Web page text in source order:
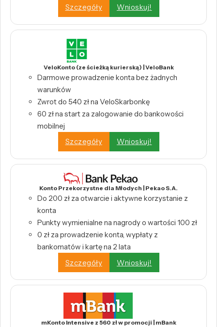
Szczegóły
Wnioskuj!
VeloKonto (ze ścieżką kurierską) | VeloBank
Darmowe prowadzenie konta bez żadnych
warunków
Zwrot do 540 zł na VeloSkarbonkę
60 zł na start za zalogowanie do bankowości
mobilnej
Szczegóły
Wnioskuj!
Konto Przekorzystne dla Młodych | Pekao S.A.
Do 200 zł za otwarcie i aktywne korzystanie z
konta
Punkty wymienialne na nagrody o wartości 100 zł
0 zł za prowadzenie konta, wypłaty z
bankomatów i kartę na 2 lata
Szczegóły
Wnioskuj!
mKonto Intensive z 560 zł w promocji | mBank